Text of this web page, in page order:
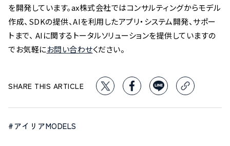
を開発しています。ax株式会社ではコンサルティングからモデル
作成、SDKの提供、AIを利用したアプリ・システム開発、サポー
トまで、 AIに関するトータルソリューションを提供していますの
でお気軽にお問い合わせください。
SHARE THIS ARTICLE
#アイリアMODELS